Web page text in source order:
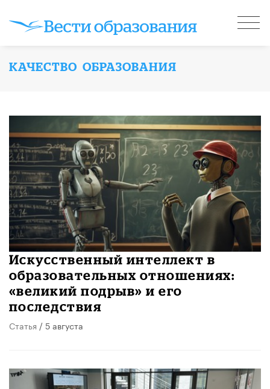
КАЧЕСТВО ОБРАЗОВАНИЯ
​Искусственный интеллект в
образовательных отношениях:
«великий подрыв» и его
последствия
Статья / 5 августа